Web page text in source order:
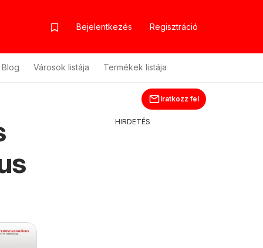
Bejelentkezés Regisztráció
Blog Városok listája Termékek listája
Iratkozz fel
HIRDETÉS